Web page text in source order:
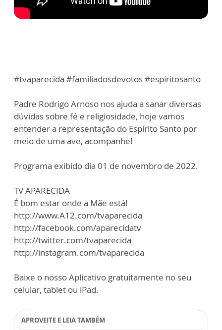
#tvaparecida #familiadosdevotos #espiritosanto
Padre Rodrigo Arnoso nos ajuda a sanar diversas
dúvidas sobre fé e religiosidade, hoje vamos
entender a representação do Espírito Santo por
meio de uma ave, acompanhe!
Programa exibido dia 01 de novembro de 2022.
TV APARECIDA
É bom estar onde a Mãe está!
http://www.A12.com/tvaparecida
http://facebook.com/aparecidatv
http://twitter.com/tvaparecida
http://instagram.com/tvaparecida
Baixe o nosso Aplicativo gratuitamente no seu
celular, tablet ou iPad.
APROVEITE E LEIA TAMBÉM